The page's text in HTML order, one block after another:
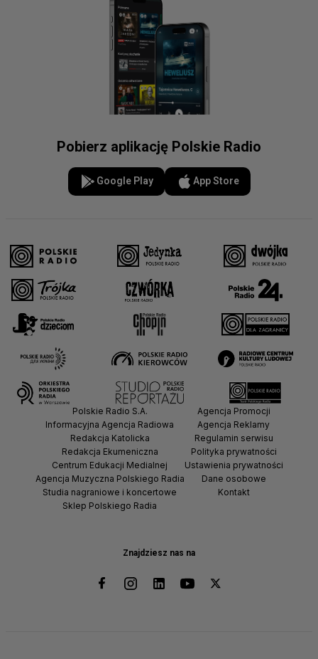
Pobierz aplikację Polskie Radio
Google Play App Store
Znajdziesz nas na
Polskie Radio S.A.
Informacyjna Agencja Radiowa
Redakcja Katolicka
Redakcja Ekumeniczna
Centrum Edukacji Medialnej
Agencja Muzyczna Polskiego Radia
Studia nagraniowe i koncertowe
Sklep Polskiego Radia
Agencja Promocji
Agencja Reklamy
Regulamin serwisu
Polityka prywatności
Ustawienia prywatności
Dane osobowe
Kontakt